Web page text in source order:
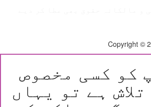
Copyright
کو کسی مخصوص
ہے تو یہاں